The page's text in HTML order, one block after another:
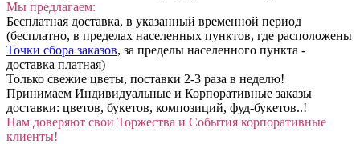
Мы предлагаем:
Бесплатная доставка, в указанный временной период
(бесплатно, в пределах населенных пунктов, где расположены
Точки сбора заказов, за пределы населенного пункта -
доставка платная)
Только свежие цветы, поставки 2-3 раза в неделю!
Принимаем Индивидуальные и Корпоративные заказы
доставки: цветов, букетов, композиций, фуд-букетов..!
Нам доверяют свои Торжества и События корпоративные
клиенты!